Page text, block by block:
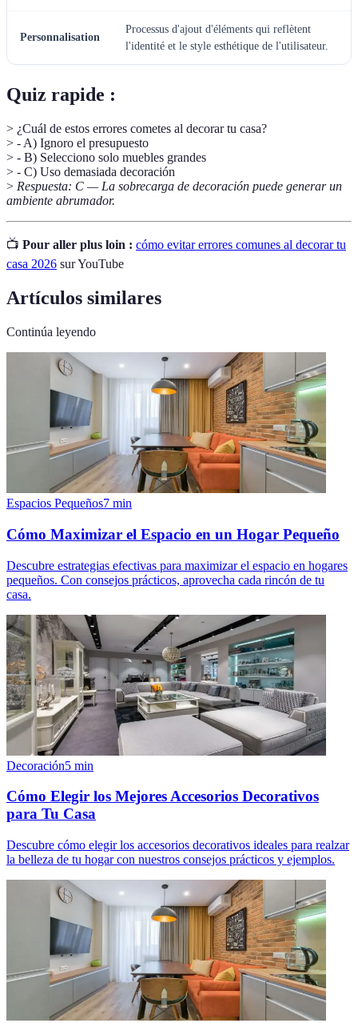
Personnalisation
Processus d'ajout d'éléments qui reflètent
l'identité et le style esthétique de l'utilisateur.
Quiz rapide :
> ¿Cuál de estos errores cometes al decorar tu casa?
> - A) Ignoro el presupuesto
> - B) Selecciono solo muebles grandes
> - C) Uso demasiada decoración
> Respuesta: C — La sobrecarga de decoración puede generar un
ambiente abrumador.
📺 Pour aller plus loin : cómo evitar errores comunes al decorar tu
casa 2026 sur YouTube
Artículos similares
Continúa leyendo
Espacios Pequeños7 min
Cómo Maximizar el Espacio en un Hogar Pequeño
Descubre estrategias efectivas para maximizar el espacio en hogares
pequeños. Con consejos prácticos, aprovecha cada rincón de tu
casa.
Decoración5 min
Cómo Elegir los Mejores Accesorios Decorativos
para Tu Casa
Descubre cómo elegir los accesorios decorativos ideales para realzar
la belleza de tu hogar con nuestros consejos prácticos y ejemplos.